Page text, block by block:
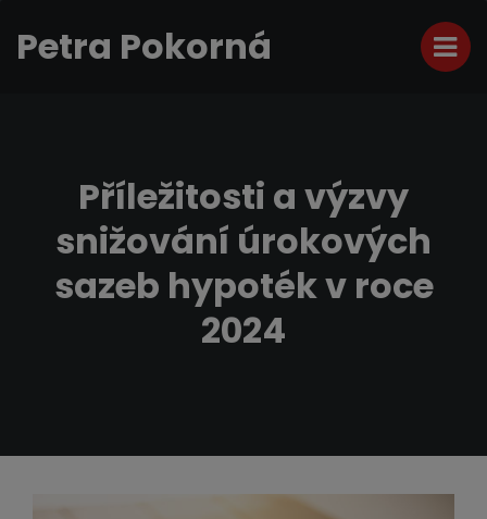
Petra Pokorná
Příležitosti a výzvy
snižování úrokových
sazeb hypoték v roce
2024